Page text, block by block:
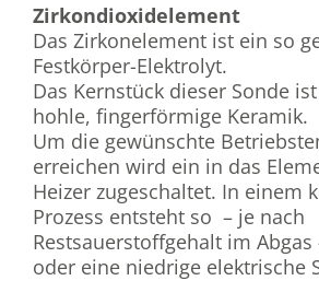
Zirkondioxidelement
Das Zirkonelement ist ein so
Festkörper-Elektrolyt.
Das Kernstück dieser Sonde
hohle, fingerförmige Keramik.
Um die gewünschte
erreichen wird ein in das
Heizer zugeschaltet. In einem
Prozess entsteht so – je nach
Restsauerstoffgehalt im
oder eine niedrige elektrische